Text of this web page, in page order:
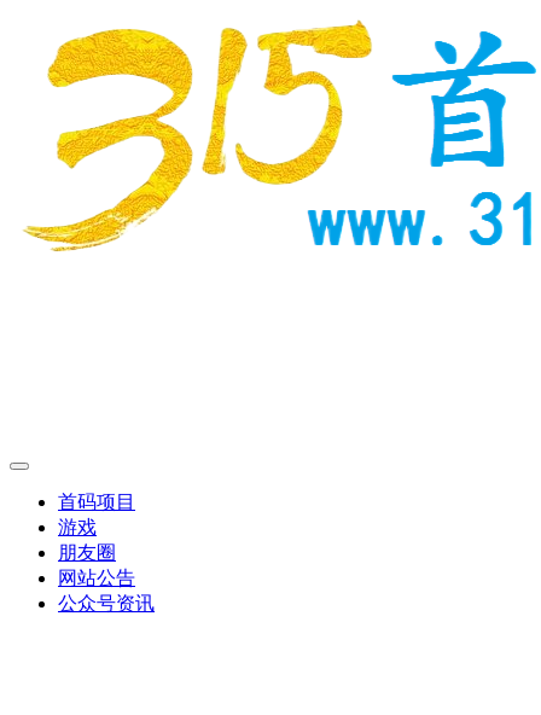
首码项目
游戏
朋友圈
网站公告
公众号资讯